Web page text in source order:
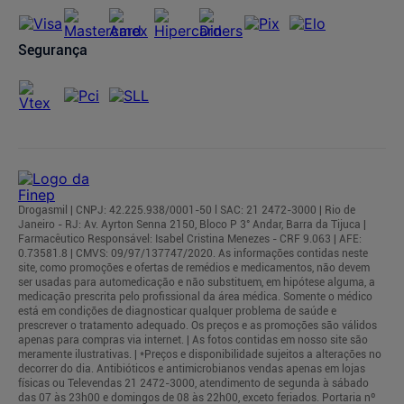
Segurança
Drogasmil | CNPJ: 42.225.938/0001-50 l SAC: 21 2472-3000 | Rio de
Janeiro - RJ: Av. Ayrton Senna 2150, Bloco P 3° Andar, Barra da Tijuca |
Farmacêutico Responsável: Isabel Cristina Menezes - CRF 9.063 | AFE:
0.73581.8 | CMVS: 09/97/137747/2020. As informações contidas neste
site, como promoções e ofertas de remédios e medicamentos, não devem
ser usadas para automedicação e não substituem, em hipótese alguma, a
medicação prescrita pelo profissional da área médica. Somente o médico
está em condições de diagnosticar qualquer problema de saúde e
prescrever o tratamento adequado. Os preços e as promoções são válidos
apenas para compras via internet. | As fotos contidas em nosso site são
meramente ilustrativas. | *Preços e disponibilidade sujeitos a alterações no
decorrer do dia. Antibióticos e antimicrobianos vendas apenas em lojas
físicas ou Televendas 21 2472-3000, atendimento de segunda à sábado
das 07 às 23h00 e domingos de 08 às 22h00, exceto feriados. Portaria nº